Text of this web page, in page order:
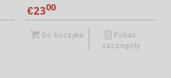
€2300
Do koszyka
Pokaż
szczegóły